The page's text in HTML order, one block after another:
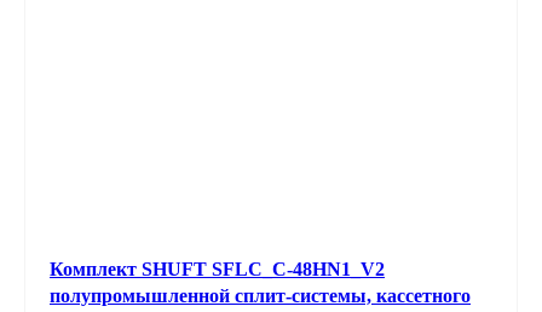
Комплект SHUFT SFLC_C-48HN1_V2
полупромышленной сплит-системы, кассетного